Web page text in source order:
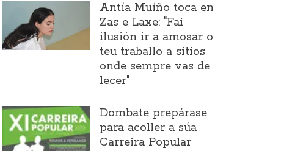
Antía Muíño toca en
Zas e Laxe: "Fai
ilusión ir a amosar o
teu traballo a sitios
onde sempre vas de
lecer"
Dombate prepárase
para acoller a súa
Carreira Popular